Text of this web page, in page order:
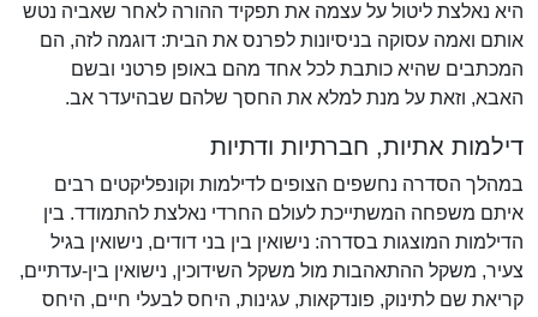
היא נאלצת ליטול על עצמה את תפקיד ההורה לאחר שאביה נטש
אותם ואמה עסוקה בניסיונות לפרנס את הבית: דוגמה לזה, הם
המכתבים שהיא כותבת לכל אחד מהם באופן פרטני ובשם
האבא, וזאת על מנת למלא את החסך שלהם שבהיעדר אב.
דילמות אתיות, חברתיות ודתיות
במהלך הסדרה נחשפים הצופים לדילמות וקונפליקטים רבים
איתם משפחה המשתייכת לעולם החרדי נאלצת להתמודד. בין
הדילמות המוצגות בסדרה: נישואין בין בני דודים, נישואין בגיל
צעיר, משקל ההתאהבות מול משקל השידוכין, נישואין בין-עדתיים,
קריאת שם לתינוק, פונדקאות, עגינות, היחס לבעלי חיים, היחס